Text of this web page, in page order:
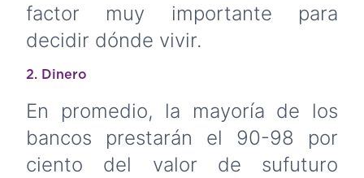
factor muy importante para
decidir dónde vivir.
2. Dinero
En promedio, la mayoría de los
bancos prestarán el 90-98 por
ciento del valor de sufuturo